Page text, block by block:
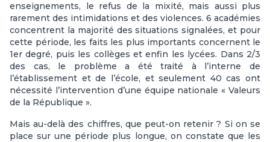
enseignements, le refus de la mixité, mais aussi plus
rarement des intimidations et des violences. 6 académies
concentrent la majorité des situations signalées, et pour
cette période, les faits les plus importants concernent le
1er degré, puis les collèges et enfin les lycées. Dans 2/3
des cas, le problème a été traité à l’interne de
l’établissement et de l’école, et seulement 40 cas ont
nécessité l’intervention d’une équipe nationale « Valeurs
de la République ».
Mais au-delà des chiffres, que peut-on retenir ? Si on se
place sur une période plus longue, on constate que les